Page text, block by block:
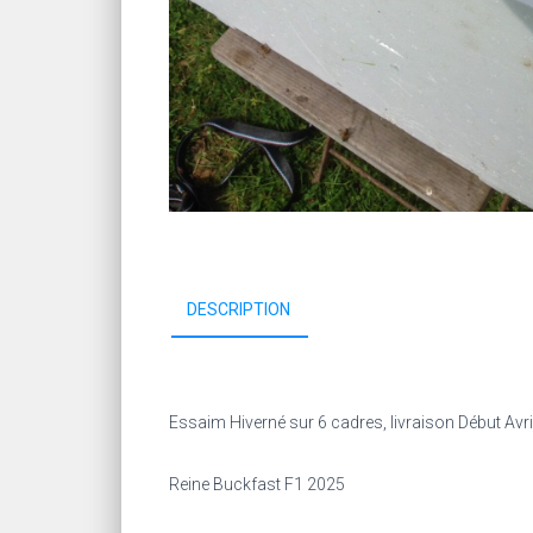
DESCRIPTION
Essaim Hiverné sur 6 cadres, livraison Début Avril
Reine Buckfast F1 2025